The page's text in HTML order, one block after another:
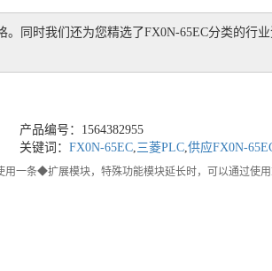
。同时我们还为您精选了FX0N-65EC分类的行
产品编号：1564382955
关键词： FX0N-65EC,三菱PLC,供应FX0N-
条◆扩展模块，特殊功能模块延长时，可以通过使用